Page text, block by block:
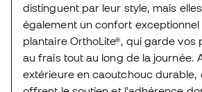
distinguent par leur style, mais
également un confort
plantaire OrthoLite®, qui garde vos
au frais tout au long de la journée.
extérieure en caoutchouc durable,